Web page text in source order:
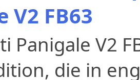
V2 FB63
Panigale V2
die in